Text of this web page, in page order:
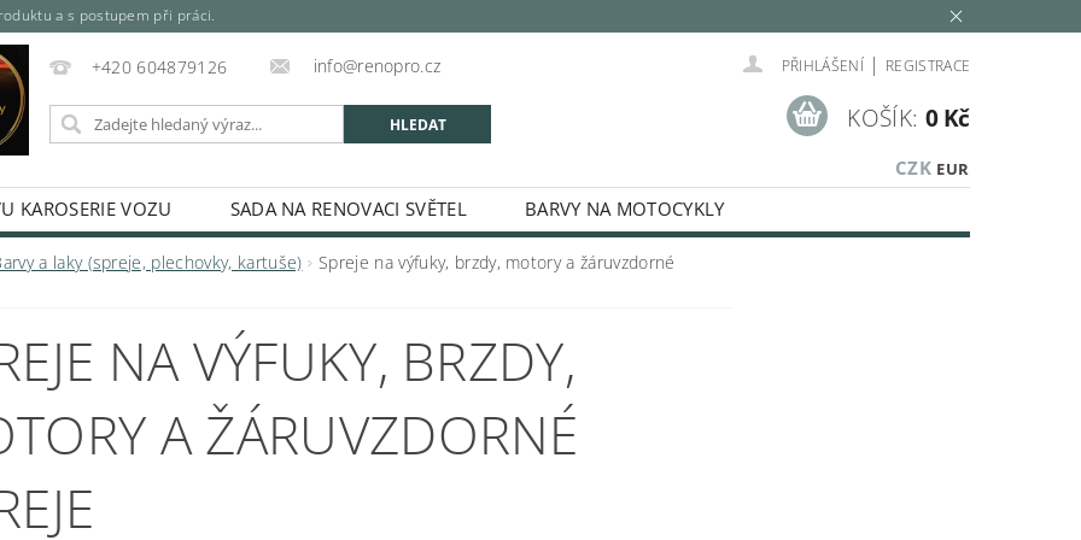
a s postupem při práci.
+420 604879126 info@renopro.cz PŘIHLÁŠENÍ | REGISTRACE
CZK EUR
KOŠÍK: 0 Kč
KAROSERIE VOZU SADA NA RENOVACI SVĚTEL
BARVY NA MOTOCYKLY
PLECHOVKY, KARTUŠE)
MÍCHANÉ PRŮMYSLOVÉ A SPECIÁLNÍ BARVY
ODMAŠŤOVAČE A KONZERVACE TMELY A LAMINOVACÍ SADY
- BARVA NA REZ DUPLI-COLOR PLATINUM SPREJE
LEPIDLA MASKOVÁNÍ A BALENÍ
NÁŘADÍ, STŘÍKACÍ TECHNIKA, PISTOLE
a laky (spreje, plechovky, kartuše)
Spreje na výfuky, brzdy, motory a žáruvzdorné
NA VÝFUKY, BRZDY,
A ŽÁRUVZDORNÉ